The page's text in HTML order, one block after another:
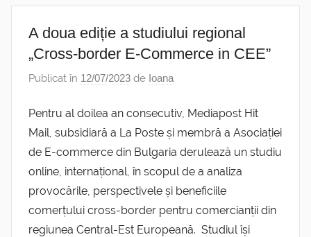
A doua ediție a studiului regional
„Cross-border E-Commerce in CEE”
Publicat în 12/07/2023 de Ioana
Pentru al doilea an consecutiv, Mediapost Hit
Mail, subsidiară a La Poste și membră a Asociației
de E-commerce din Bulgaria derulează un studiu
online, internațional, în scopul de a analiza
provocările, perspectivele și beneficiile
comerțului cross-border pentru comercianții din
regiunea Central-Est Europeană. Studiul își